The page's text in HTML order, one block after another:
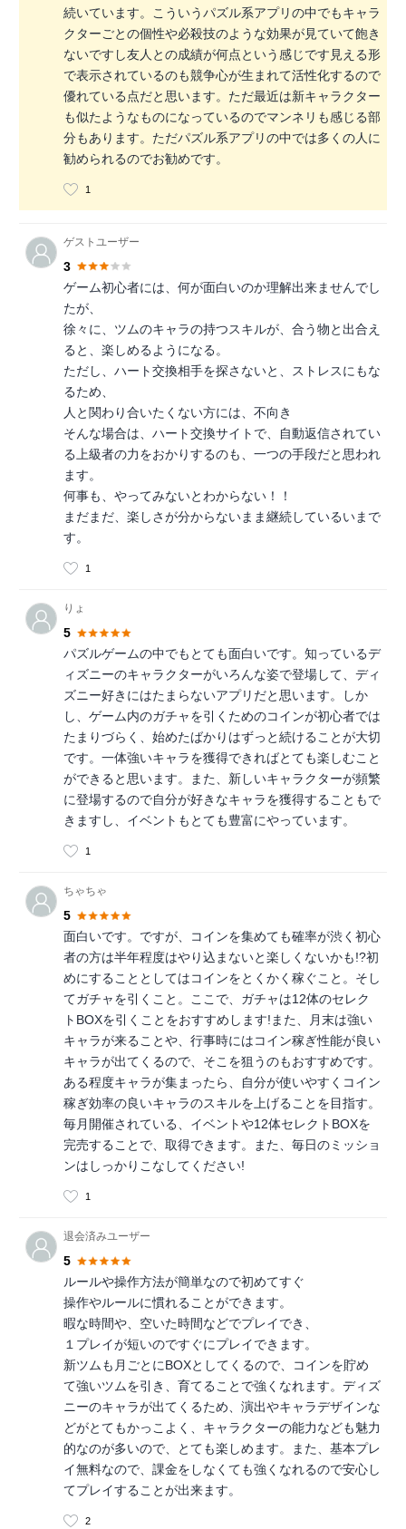
続いています。こういうパズル系アプリの中でもキャラ
クターごとの個性や必殺技のような効果が見ていて飽き
ないですし友人との成績が何点という感じです見える形
で表示されているのも競争心が生まれて活性化するので
優れている点だと思います。ただ最近は新キャラクター
も似たようなものになっているのでマンネリも感じる部
分もあります。ただパズル系アプリの中では多くの人に
勧められるのでお勧めです。
1
ゲストユーザー
3
ゲーム初心者には、何が面白いのか理解出来ませんでし
たが、
徐々に、ツムのキャラの持つスキルが、合う物と出合え
ると、楽しめるようになる。
ただし、ハート交換相手を探さないと、ストレスにもな
るため、
人と関わり合いたくない方には、不向き
そんな場合は、ハート交換サイトで、自動返信されてい
る上級者の力をおかりするのも、一つの手段だと思われ
ます。
何事も、やってみないとわからない！！
まだまだ、楽しさが分からないまま継続しているいまで
す。
1
りょ
5
パズルゲームの中でもとても面白いです。知っているデ
ィズニーのキャラクターがいろんな姿で登場して、ディ
ズニー好きにはたまらないアプリだと思います。しか
し、ゲーム内のガチャを引くためのコインが初心者では
たまりづらく、始めたばかりはずっと続けることが大切
です。一体強いキャラを獲得できればとても楽しむこと
ができると思います。また、新しいキャラクターが頻繁
に登場するので自分が好きなキャラを獲得することもで
きますし、イベントもとても豊富にやっています。
1
ちゃちゃ
5
面白いです。ですが、コインを集めても確率が渋く初心
者の方は半年程度はやり込まないと楽しくないかも!?初
めにすることとしてはコインをとくかく稼ぐこと。そし
てガチャを引くこと。ここで、ガチャは12体のセレク
トBOXを引くことをおすすめします!また、月末は強い
キャラが来ることや、行事時にはコイン稼ぎ性能が良い
キャラが出てくるので、そこを狙うのもおすすめです。
ある程度キャラが集まったら、自分が使いやすくコイン
稼ぎ効率の良いキャラのスキルを上げることを目指す。
毎月開催されている、イベントや12体セレクトBOXを
完売することで、取得できます。また、毎日のミッショ
ンはしっかりこなしてください!
1
退会済みユーザー
5
ルールや操作方法が簡単なので初めてすぐ
操作やルールに慣れることができます。
暇な時間や、空いた時間などでプレイでき、
１プレイが短いのですぐにプレイできます。
新ツムも月ごとにBOXとしてくるので、コインを貯め
て強いツムを引き、育てることで強くなれます。ディズ
ニーのキャラが出てくるため、演出やキャラデザインな
どがとてもかっこよく、キャラクターの能力なども魅力
的なのが多いので、とても楽しめます。また、基本プレ
イ無料なので、課金をしなくても強くなれるので安心し
てプレイすることが出来ます。
2